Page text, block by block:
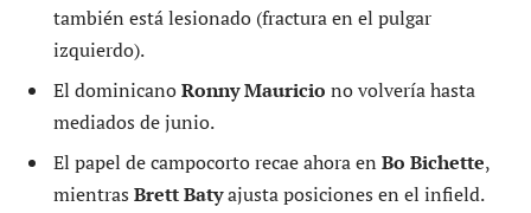
también está lesionado (fractura en el pulgar
izquierdo).
El dominicanoRonny Mauricio no volvería hasta
mediados de junio.
El papel de campocorto recae ahora en Bo Bichette,
mientras Brett Batyajusta posiciones en el infield.